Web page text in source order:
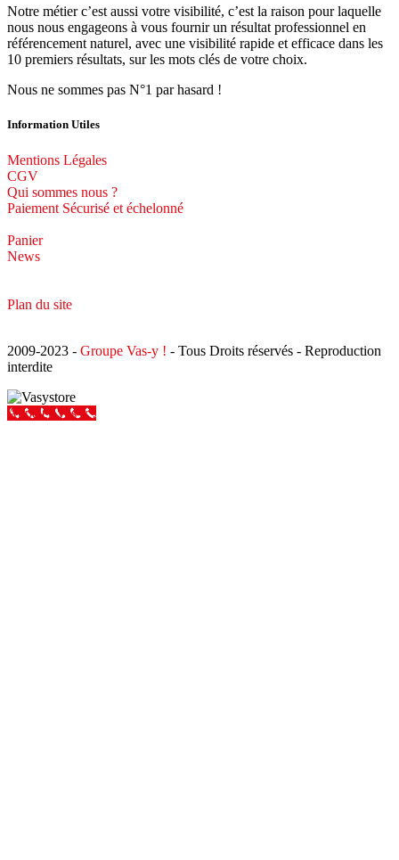
Notre métier c’est aussi votre visibilité, c’est la raison pour laquelle
nous nous engageons à vous fournir un résultat professionnel en
référencement naturel, avec une visibilité rapide et efficace dans les
10 premiers résultats, sur les mots clés de votre choix.
Nous ne sommes pas N°1 par hasard !
Information Utiles
Mentions Légales
CGV
Qui sommes nous ?
Paiement Sécurisé et échelonné
Panier
News
Plan du site
2009-2023 - Groupe Vas-y ! - Tous Droits réservés - Reproduction
interdite
Appeler Vas-y !